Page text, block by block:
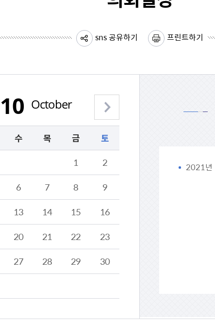
sns 공유하기 프린트하기
10 October
수 목 금
토
1
2
6 7 8
9
13 14 15
16
20 21 22
23
27 28 29
30
2021년